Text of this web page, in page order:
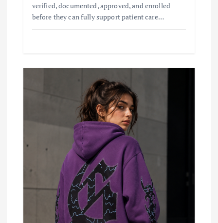
verified, documented, approved, and enrolled
before they can fully support patient care…